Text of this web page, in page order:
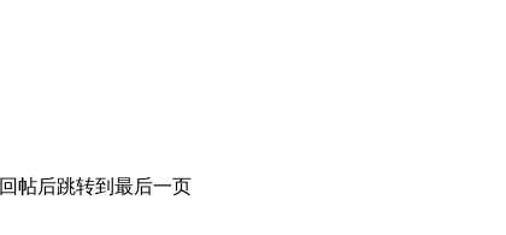
回帖后跳转到最后一页